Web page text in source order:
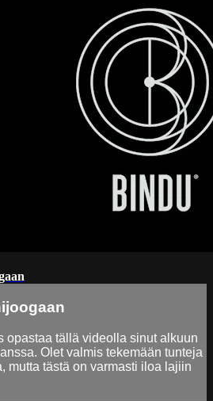
opastaa tällä videolla sinut alkuun
Olet valmis tekemään tunteja
mutta tästä on varmasti iloa lajiin